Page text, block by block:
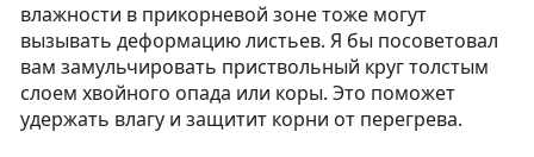
влажности в прикорневой зоне тоже могут
вызывать деформацию листьев. Я бы посоветовал
вам замульчировать приствольный круг толстым
слоем хвойного опада или коры. Это поможет
удержать влагу и защитит корни от перегрева.